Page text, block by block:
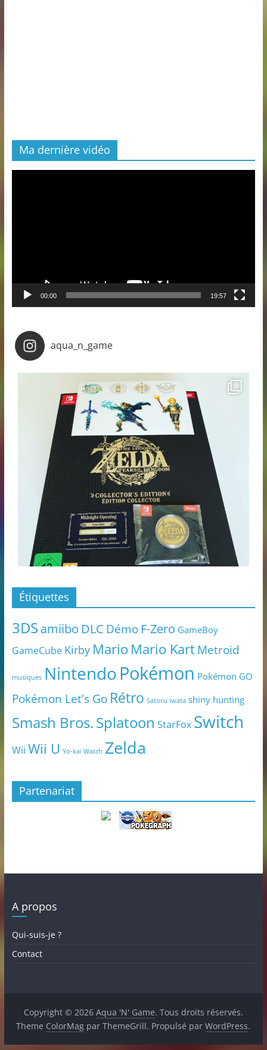
Ma dernière vidéo
00:00 19:57
aqua_n_game
Étiquettes
3DS amiibo DLC Démo F-Zero GameBoy
GameCube Kirby Mario Mario KartMetroid
musiques NintendoPokémon Pokémon GO
Pokémon Let's Go Rétro Satoru Iwata shiny hunting
Smash Bros.Splatoon StarFox Switch
Wii Wii U Yo-kai Watch Zelda
Partenariat
A propos
Qui-suis-je ?
Contact
Copyright © 2026 Aqua 'N' Game. Tous droits réservés.
Theme ColorMag par ThemeGrill. Propulsé parWordPress.